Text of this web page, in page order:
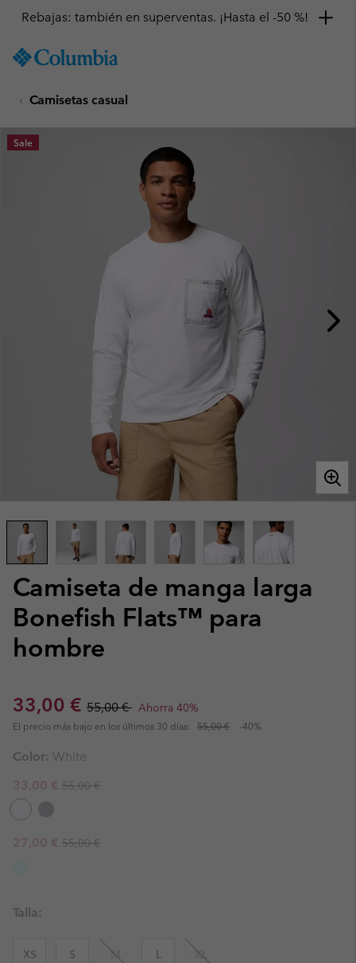
TO
SKIP
MAIN
NAV
Rebajas: también en superventas. ¡Hasta el -50 %!
Camisetas casual
Camiseta de manga larga
Bonefish Flats™ para
hombre
Sale price:
33,00 € Regular price:
55,00 € Ahorra 40%
El precio más bajo en los últimos 30 días: 55,00 € -40%
Sale
Color: White
Sale price:
33,00 € Regular price:
55,00 €
Sale price:
27,00 € Regular price:
55,00 €
Talla:
XS S M L XL